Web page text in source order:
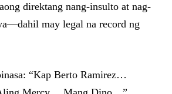
direktang nang-insulto at nag-
may legal na record ng
“Kap Berto Ramirez…